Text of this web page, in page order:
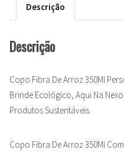
Descrição
Descrição
Copo Fibra De Arroz 350Ml
Brinde Ecológico, Aqui Na
Produtos Sustentáveis.
Copo Fibra De Arroz 350Ml